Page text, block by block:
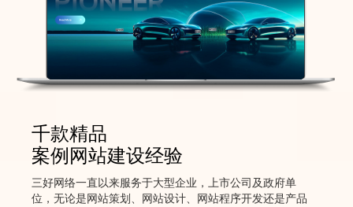
千款精品
案例网站建设经验
三好网络一直以来服务于大型企业，上市公司及政府单
位，无论是网站策划、网站设计、网站程序开发还是产品